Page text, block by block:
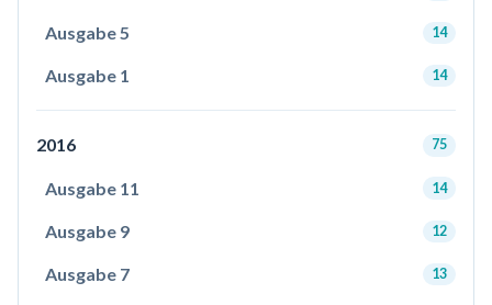
Ausgabe 5 14
Ausgabe 1 14
2016 75
Ausgabe 11 14
Ausgabe 9 12
Ausgabe 7 13